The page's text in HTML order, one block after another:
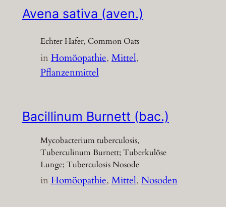
Avena sativa (aven.)
Echter Hafer, Common Oats
inHomöopathie, Mittel
Pflanzenmittel
Bacillinum Burnett (bac.)
Mycobacterium tuberculosis,
Tuberculinum Burnett; Tuberkulöse
Lunge; Tuberculosis Nosode
inHomöopathie, Mittel, Nosoden